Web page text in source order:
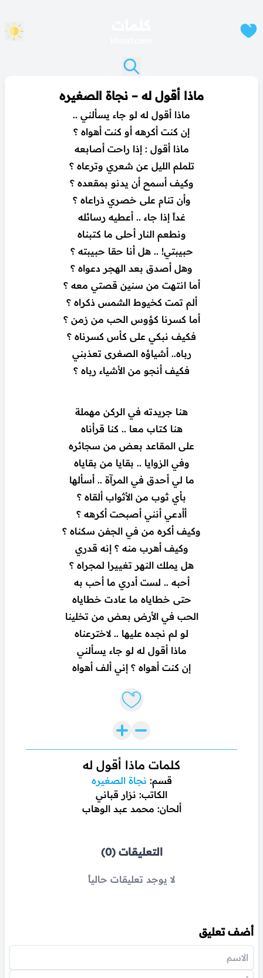
ماذا أقول له – نجاة الصغيره
ماذا أقول له لو جاء يسألني ..
إن كنت أكرهه أو كنت أهواه ؟
ماذا أقول : إذا راحت أصابعه
تلملم الليل عن شعري وترعاه ؟
وكيف أسمح أن يدنو بمقعده ؟
وأن تنام على خصري ذراعاه ؟
غداً إذا جاء .. أعطيه رسائله
ونطعم النار أحلى ما كتبناه
حبيبتي! .. هل أنا حقا حبيبته ؟
وهل أصدق بعد الهجر دعواه ؟
أما انتهت من سنين قصتي معه ؟
ألم تمت كخيوط الشمس ذكراه ؟
أما كسرنا كؤوس الحب من زمن ؟
فكيف نبكي على كأس كسرناه ؟
رباه.. أشياؤه الصغرى تعذبني
فكيف أنجو من الأشياء رباه ؟
هنا جريدته في الركن مهملة
هنا كتاب معا .. كنا قرأناه
على المقاعد بعض من سجائره
وفي الزوايا .. بقايا من بقاياه
ما لي أحدق في المرآة .. أسألها
بأي ثوب من الأثواب ألقاه ؟
أأدعي أنني أصبحت أكرهه ؟
وكيف أكره من في الجفن سكناه ؟
وكيف أهرب منه ؟ إنه قدري
هل يملك النهر تغييرا لمجراه ؟
أحبه .. لست أدري ما أحب به
حتى خطاياه ما عادت خطاياه
الحب في الأرض بعض من تخلينا
لو لم نجده عليها .. لاخترعناه
ماذا أقول له لو جاء يسألني
إن كنت أهواه ؟ إني ألف أهواه
Like lyrics
كلمات ماذا أقول له
قسم: نجاة الصغيره
الكاتب: نزار قباني
ألحان: محمد عبد الوهاب
التعليقات (0)
لا يوجد تعليقات حالياً
أضف تعليق